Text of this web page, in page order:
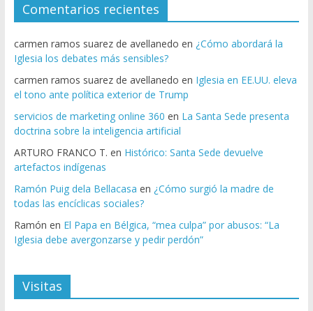
Comentarios recientes
carmen ramos suarez de avellanedo en ¿Cómo abordará la
Iglesia los debates más sensibles?
carmen ramos suarez de avellanedo en Iglesia en EE.UU. eleva
el tono ante política exterior de Trump
servicios de marketing online 360 en La Santa Sede presenta
doctrina sobre la inteligencia artificial
ARTURO FRANCO T. en Histórico: Santa Sede devuelve
artefactos indígenas
Ramón Puig dela Bellacasa en ¿Cómo surgió la madre de
todas las encíclicas sociales?
Ramón en El Papa en Bélgica, “mea culpa” por abusos: “La
Iglesia debe avergonzarse y pedir perdón”
Visitas